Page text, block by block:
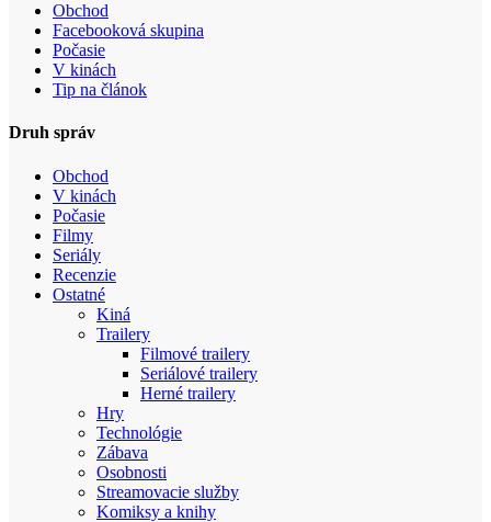
Obchod
Facebooková skupina
Počasie
V kinách
Tip na článok
Druh správ
Obchod
V kinách
Počasie
Filmy
Seriály
Recenzie
Ostatné
Kiná
Trailery
Filmové trailery
Seriálové trailery
Herné trailery
Hry
Technológie
Zábava
Osobnosti
Streamovacie služby
Komiksy a knihy